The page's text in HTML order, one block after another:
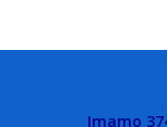
Imamo